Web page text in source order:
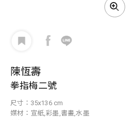
陳恆壽
拳指梅二號
尺寸：35x136 cm
媒材：宣紙,彩墨,書畫,水墨